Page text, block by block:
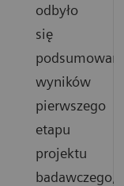
odbyło
się
podsumowanie
wyników
pierwszego
etapu
projektu
badawczego,